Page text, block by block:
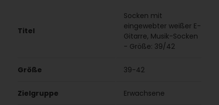
Titel
Socken mit
eingewebter weißer E-
Gitarre, Musik-Socken
- Größe: 39/42
Größe 39-42
Zielgruppe Erwachsene